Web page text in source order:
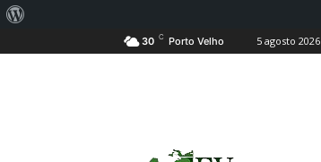
30 C Porto Velho 5 agosto 2026